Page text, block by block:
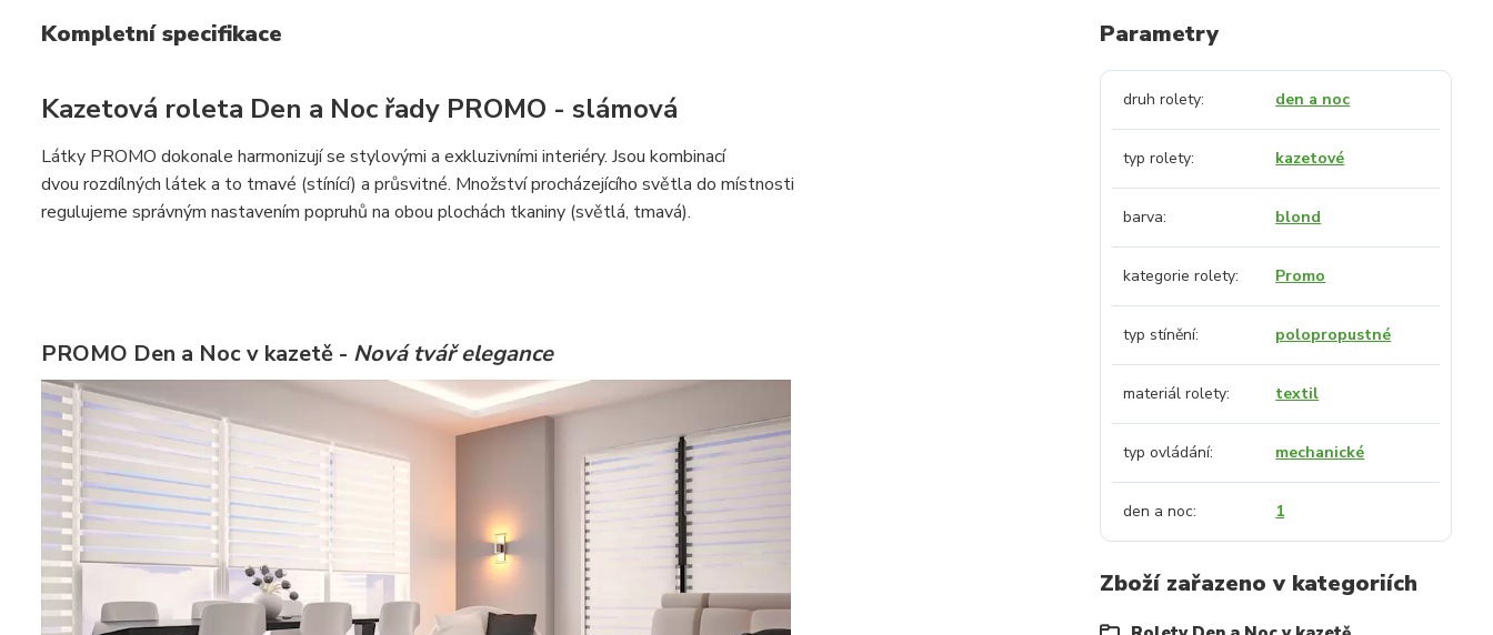
Kompletní specifikace
Kazetová roleta Den a Noc řady PROMO - slámová
Látky PROMO dokonale harmonizují se stylovými a exkluzivními interiéry. Jsou kombinací
dvou rozdílných látek a to tmavé (stínící) a průsvitné. Množství procházejícího světla do místnosti
regulujeme správným nastavením popruhů na obou plochách tkaniny (světlá, tmavá).
PROMO Den a Noc v kazetě - Nová tvář elegance
Parametry
druh rolety den a noc
typ rolety kazetové
barva blond
kategorie rolety Promo
typ stínění polopropustné
materiál rolety textil
typ ovládání mechanické
den a noc 1
Zboží zařazeno v kategoriích